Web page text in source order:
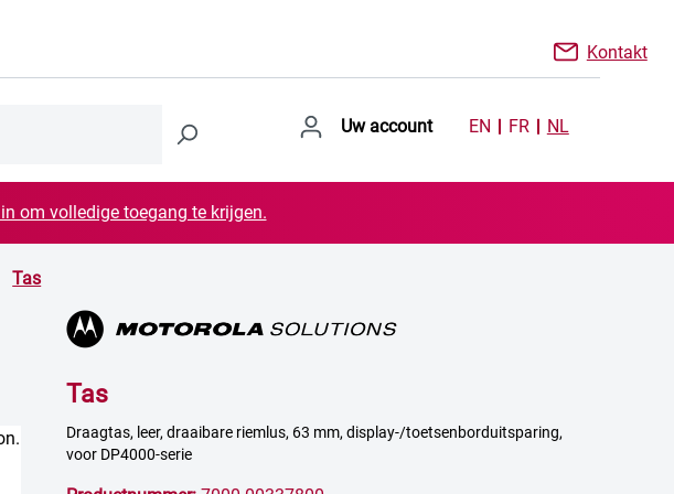
Kontakt
Uw account EN FR NL
om volledige toegang te krijgen.
Tas
Tas
Draagtas, leer, draaibare riemlus, 63 mm, display-/toetsenborduitsparing,
voor DP4000-serie